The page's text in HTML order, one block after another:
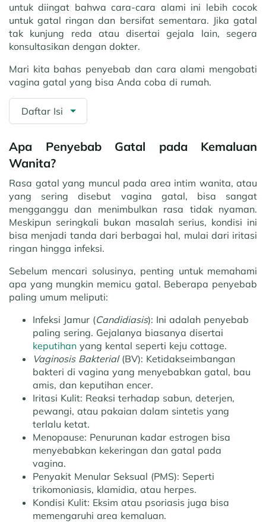
untuk diingat bahwa cara-cara alami ini lebih cocok
untuk gatal ringan dan bersifat sementara. Jika gatal
tak kunjung reda atau disertai gejala lain, segera
konsultasikan dengan dokter.
Mari kita bahas penyebab dan cara alami mengobati
vagina gatal yang bisa Anda coba di rumah.
Daftar Isi
Apa Penyebab Gatal pada Kemaluan
Wanita?
Rasa gatal yang muncul pada area intim wanita, atau
yang sering disebut vagina gatal, bisa sangat
mengganggu dan menimbulkan rasa tidak nyaman.
Meskipun seringkali bukan masalah serius, kondisi ini
bisa menjadi tanda dari berbagai hal, mulai dari iritasi
ringan hingga infeksi.
Sebelum mencari solusinya, penting untuk memahami
apa yang mungkin memicu gatal. Beberapa penyebab
paling umum meliputi:
Infeksi Jamur (Candidiasis): Ini adalah penyebab
paling sering. Gejalanya biasanya disertai
keputihan yang kental seperti keju cottage.
Vaginosis Bakterial(BV): Ketidakseimbangan
bakteri di vagina yang menyebabkan gatal, bau
amis, dan keputihan encer.
Iritasi Kulit: Reaksi terhadap sabun, deterjen,
pewangi, atau pakaian dalam sintetis yang
terlalu ketat.
Menopause: Penurunan kadar estrogen bisa
menyebabkan kekeringan dan gatal pada
vagina.
Penyakit Menular Seksual (PMS): Seperti
trikomoniasis, klamidia, atau herpes.
Kondisi Kulit: Eksim atau psoriasis juga bisa
memengaruhi area kemaluan.